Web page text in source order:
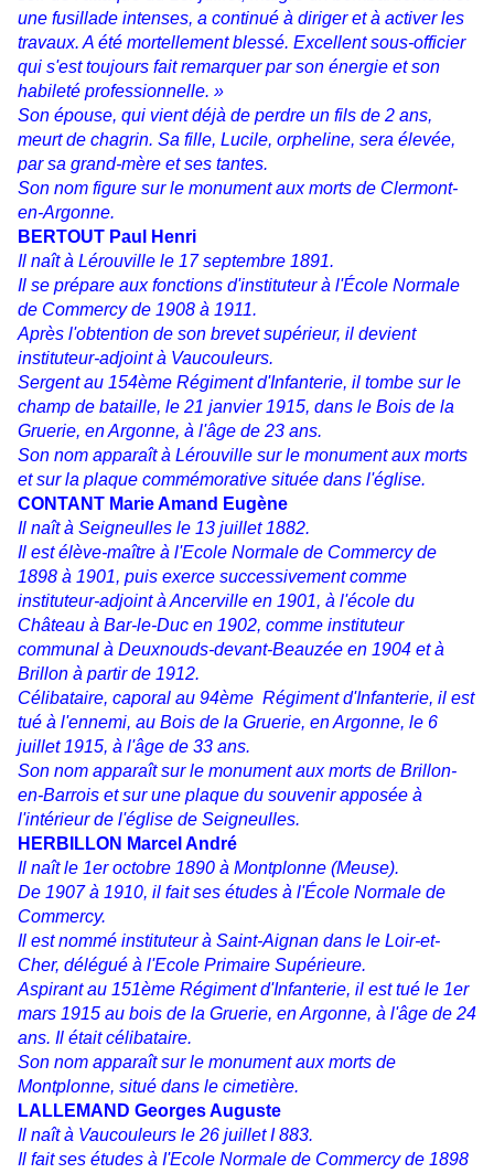
une fusillade intenses, a continué à diriger et à activer les
travaux. A été mortellement blessé. Excellent sous-officier
qui s'est toujours fait remarquer par son énergie et son
habileté professionnelle. »
Son épouse, qui vient déjà de perdre un fils de 2 ans,
meurt de chagrin. Sa fille, Lucile, orpheline, sera élevée,
par sa grand-mère et ses tantes.
Son nom figure sur le monument aux morts de Clermont-
en-Argonne.
BERTOUT Paul Henri
Il naît à Lérouville le 17 septembre 1891.
Il se prépare aux fonctions d'instituteur à l'École Normale
de Commercy de 1908 à 1911.
Après l'obtention de son brevet supérieur, il devient
instituteur-adjoint à Vaucouleurs.
Sergent au 154ème Régiment d'Infanterie, il tombe sur le
champ de bataille, le 21 janvier 1915, dans le Bois de la
Gruerie, en Argonne, à l'âge de 23 ans.
Son nom apparaît à Lérouville sur le monument aux morts
et sur la plaque commémorative située dans l'église.
CONTANT Marie Amand Eugène
Il naît à Seigneulles le 13 juillet 1882.
Il est élève-maître à l'Ecole Normale de Commercy de
1898 à 1901, puis exerce successivement comme
instituteur-adjoint à Ancerville en 1901, à l'école du
Château à Bar-le-Duc en 1902, comme instituteur
communal à Deuxnouds-devant-Beauzée en 1904 et à
Brillon à partir de 1912.
Célibataire, caporal au 94ème Régiment d'Infanterie, il est
tué à l'ennemi, au Bois de la Gruerie, en Argonne, le 6
juillet 1915, à l'âge de 33 ans.
Son nom apparaît sur le monument aux morts de Brillon-
en-Barrois et sur une plaque du souvenir apposée à
l'intérieur de l'église de Seigneulles.
HERBILLON Marcel André
Il naît le 1er octobre 1890 à Montplonne (Meuse).
De 1907 à 1910, il fait ses études à l'École Normale de
Commercy.
Il est nommé instituteur à Saint-Aignan dans le Loir-et-
Cher, délégué à l'Ecole Primaire Supérieure.
Aspirant au 151ème Régiment d'Infanterie, il est tué le 1er
mars 1915 au bois de la Gruerie, en Argonne, à l'âge de 24
ans. Il était célibataire.
Son nom apparaît sur le monument aux morts de
Montplonne, situé dans le cimetière.
LALLEMAND Georges Auguste
Il naît à Vaucouleurs le 26 juillet I 883.
Il fait ses études à I'Ecole Normale de Commercy de 1898